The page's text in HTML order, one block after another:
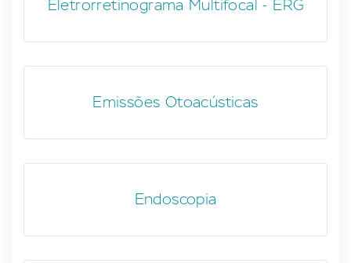
Eletrorretinograma Multifocal - ERG
Emissões Otoacústicas
Endoscopia